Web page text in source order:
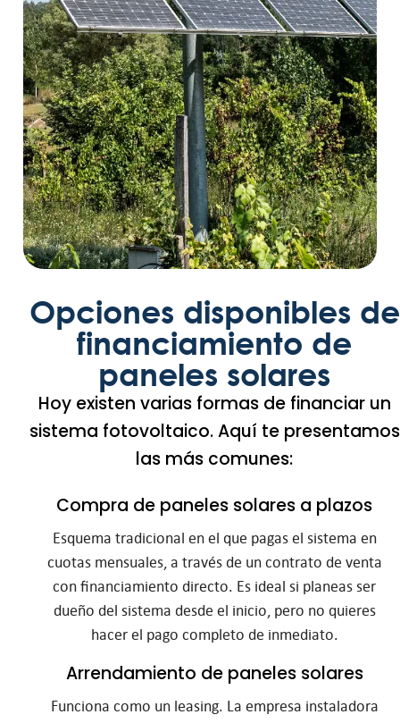
Opciones disponibles de
financiamiento de
paneles solares
Hoy existen varias formas de financiar un
sistema fotovoltaico. Aquí te presentamos
las más comunes:
Compra de paneles solares a plazos
Esquema tradicional en el que pagas el sistema en
cuotas mensuales, a través de un contrato de venta
con financiamiento directo. Es ideal si planeas ser
dueño del sistema desde el inicio, pero no quieres
hacer el pago completo de inmediato.
Arrendamiento de paneles solares
Funciona como un leasing. La empresa instaladora